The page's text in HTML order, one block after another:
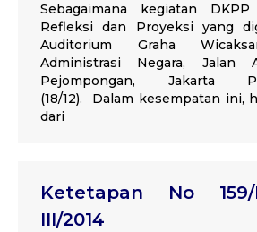
Sebagaimana kegiatan
Refleksi dan Proyeksi yang
Auditorium Graha
Administrasi Negara, Jalan
Pejompongan, Jakarta
(18/12). Dalam kesempatan ini,
dari
Ketetapan No 159/
III/2014